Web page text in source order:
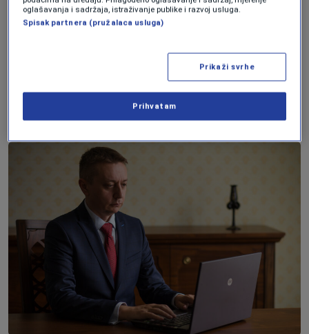
kafa na tržištu Slovenije, a također se
drugi brendovi grupacije, poput naprimjer
Bosanskog lokuma, mogu se kupiti u
svakom marketu u Dubaiju.
oglašavanja i sadržaja, istraživanje publike i razvoj usluga.
Spisak partnera (pružalaca usluga)
Prikaži svrhe
Prihvatam